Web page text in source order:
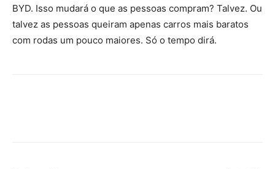
BYD. Isso mudará o que as pessoas compram? Talvez. Ou
talvez as pessoas queiram apenas carros mais baratos
com rodas um pouco maiores. Só o tempo dirá.